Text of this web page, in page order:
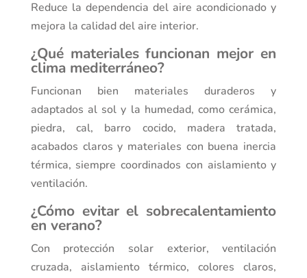
Reduce la dependencia del aire acondicionado y
mejora la calidad del aire interior.
¿Qué materiales funcionan mejor en
clima mediterráneo?
Funcionan bien materiales duraderos y
adaptados al sol y la humedad, como cerámica,
piedra, cal, barro cocido, madera tratada,
acabados claros y materiales con buena inercia
térmica, siempre coordinados con aislamiento y
ventilación.
¿Cómo evitar el sobrecalentamiento
en verano?
Con protección solar exterior, ventilación
cruzada, aislamiento térmico, colores claros,